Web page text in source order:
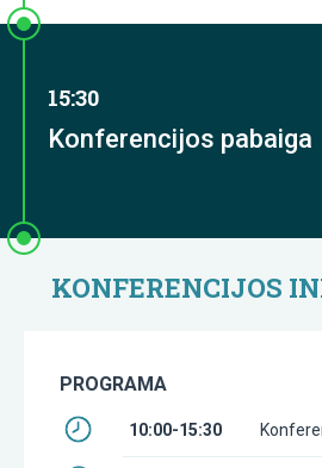
15:30
Konferencijos pabaiga
KONFERENCIJOS
PROGRAMA
10:00-15:30